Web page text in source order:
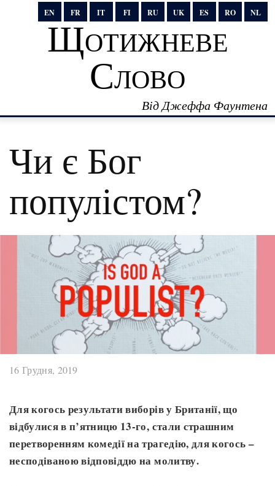
EN FR IT FI RU UK ES RO NL
Щотижневе
Слово
Від Джеффа Фаунтена
Чи є Бог
популістом?
16 Грудня, 2019
Для когось результати виборів у Британії, що
відбулися в п’ятницю 13-го, стали страшним
перетворенням комедії на трагедію, для когось –
несподіваною відповіддю на молитву.